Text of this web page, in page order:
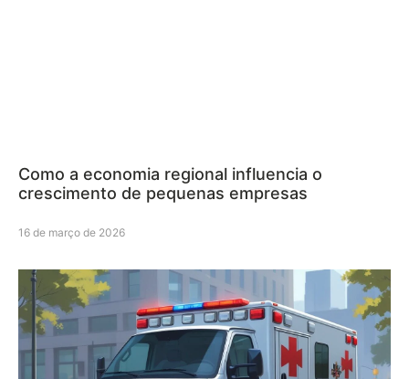
Como a economia regional influencia o
crescimento de pequenas empresas
16 de março de 2026